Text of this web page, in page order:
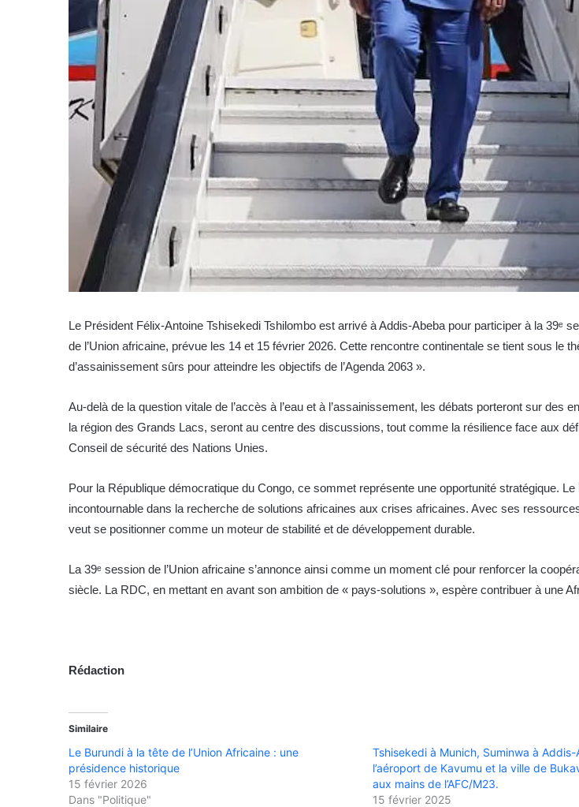
Le Président Félix-Antoine Tshisekedi Tshilombo est arrivé à Addis-Abeba pour participer à la 39ᵉ
de l’Union africaine, prévue les 14 et 15 février 2026. Cette rencontre continentale se tient sous le
d’assainissement sûrs pour atteindre les objectifs de l’Agenda 2063 ».
Au-delà de la question vitale de l’accès à l’eau et à l’assainissement, les débats porteront sur
la région des Grands Lacs, seront au centre des discussions, tout comme la résilience face aux
Conseil de sécurité des Nations Unies.
Pour la République démocratique du Congo, ce sommet représente une opportunité stratégique.
incontournable dans la recherche de solutions africaines aux crises africaines. Avec ses
veut se positionner comme un moteur de stabilité et de développement durable.
La 39ᵉ session de l’Union africaine s’annonce ainsi comme un moment clé pour renforcer la
siècle. La RDC, en mettant en avant son ambition de « pays-solutions », espère contribuer à une
Rédaction
Similaire
Le Burundi à la tête de l’Union Africaine : une
présidence historique
15 février 2026
Dans "Politique"
Tshisekedi à Munich, Suminwa à Addis-
l’aéroport de Kavumu et la ville de
aux mains de l’AFC/M23.
15 février 2025